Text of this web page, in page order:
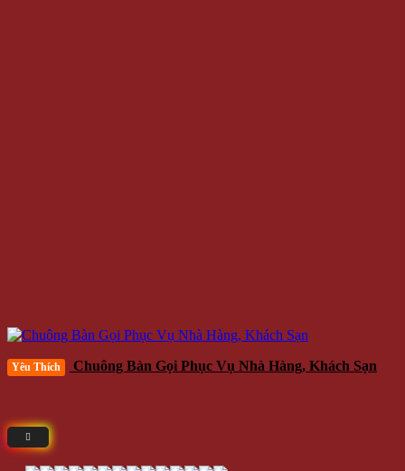
Yêu Thích Chuông Bàn Gọi Phục Vụ Nhà Hàng, Khách Sạn